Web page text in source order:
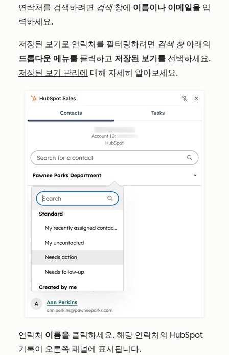
연락처를 검색하려면 검색창에 이름이나 이메일을 입
력하세요.
저장된 보기로 연락처를 필터링하려면 검색 창아래의
드롭다운 메뉴를 클릭하고 저장된 보기를 선택하세요.
저장된 보기 관리에 대해 자세히 알아보세요.
연락처 이름을 클릭하세요. 해당 연락처의 HubSpot
기록이 오른쪽 패널에 표시됩니다.